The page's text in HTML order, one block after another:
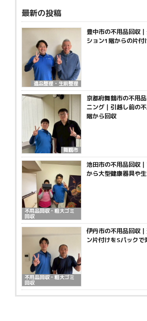
最新の投稿
遺品整理・生前整理
豊中市の不用品回収
ション1階からの片付
舞鶴市
京都府舞鶴市の不用
ニング｜引越し前の
階から回収
不用品回収・粗大ゴミ
回収
池田市の不用品回収
から大型健康器具や
不用品回収・粗大ゴミ
回収
伊丹市の不用品回収
ン片付けをSパックで